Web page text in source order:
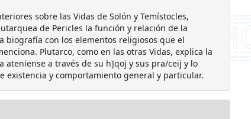
sobre las Vidas de Solón y Temístocles,
de Pericles la función y relación de la
biografía con los elementos religiosos que el
Plutarco, como en las otras Vidas, explica la
ateniense a través de su h]qoj y sus pra/ceij y lo
existencia y comportamiento general y particular.